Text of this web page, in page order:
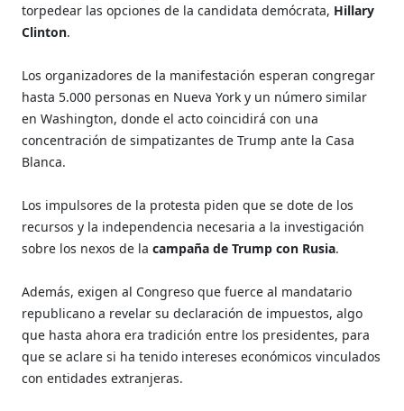
torpedear las opciones de la candidata demócrata, Hillary
Clinton.
Los organizadores de la manifestación esperan congregar
hasta 5.000 personas en Nueva York y un número similar
en Washington, donde el acto coincidirá con una
concentración de simpatizantes de Trump ante la Casa
Blanca.
Los impulsores de la protesta piden que se dote de los
recursos y la independencia necesaria a la investigación
sobre los nexos de lacampaña de Trump con Rusia.
Además, exigen al Congreso que fuerce al mandatario
republicano a revelar su declaración de impuestos, algo
que hasta ahora era tradición entre los presidentes, para
que se aclare si ha tenido intereses económicos vinculados
con entidades extranjeras.